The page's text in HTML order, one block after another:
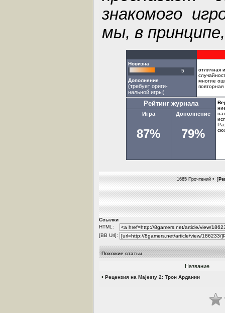
знакомого
мы, в
Новизна
5
Дополнение
(требует ориги-
нальной игры)
отличная
многие
Рейтинг журнала
Игра
87%
Дополнение
79%
1665 Прочтений • [
Ссылки
HTML:
[BB Url]:
Похожие статьи
Название
• Рецензия на Majesty 2: Трон Ардании